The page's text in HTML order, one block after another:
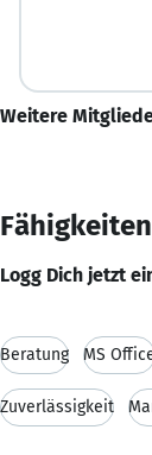
Weitere
Logg Dich jetzt
Beratung MS
Zuverlässigkeit